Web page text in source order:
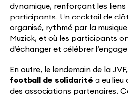
dynamique, renforçant les liens
participants. Un cocktail de
organisé, rythmé par la musique
Muzick, et où les participants
d’échanger et célébrer
En outre, le lendemain de la JVF,
football de solidarité a eu
des associations partenaires.